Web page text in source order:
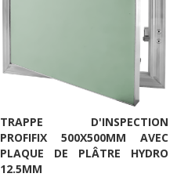
TRAPPE D'INSPECTION
PROFIFIX 500X500MM AVEC
PLAQUE DE PLÂTRE HYDRO
12.5MM